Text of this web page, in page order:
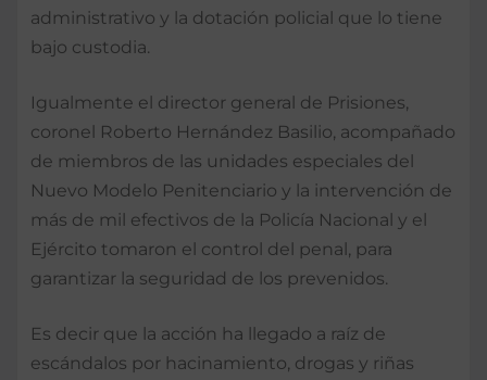
administrativo y la dota­ción policial que lo tiene
bajo custodia.
Igualmente el director general de Prisiones,
coronel Roberto Hernández Basilio, acom­pañado
de miembros de las unidades especiales del
Nuevo Modelo Penitencia­rio y la intervención de
más de mil efectivos de la Po­licía Nacional y el
Ejército tomaron el control del penal, para
garantizar la seguri­dad de los prevenidos.
Es decir que la acción ha llegado a raíz de
escándalos por ha­cinamiento, drogas y riñas